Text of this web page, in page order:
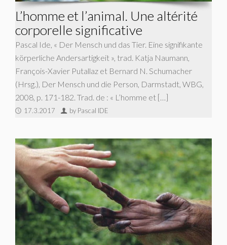
L’homme et l’animal. Une altérité
corporelle significative
Pascal Ide, « Der Mensch und das Tier. Eine signifikante
körperliche Andersartigkeit », trad. Katja Naumann,
François-Xavier Putallaz et Bernard N. Schumacher
(Hrsg.), Der Mensch und die Person, Darmstadt, WBG,
2008, p. 171-182. Trad. de : « L’homme et […]
17.3.2017 by Pascal IDE